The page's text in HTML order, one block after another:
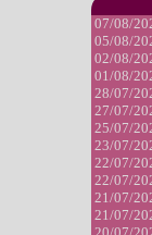
07/08/
05/08/
02/08/
01/08/
28/07/
27/07/
25/07/
23/07/
22/07/
22/07/
21/07/
21/07/